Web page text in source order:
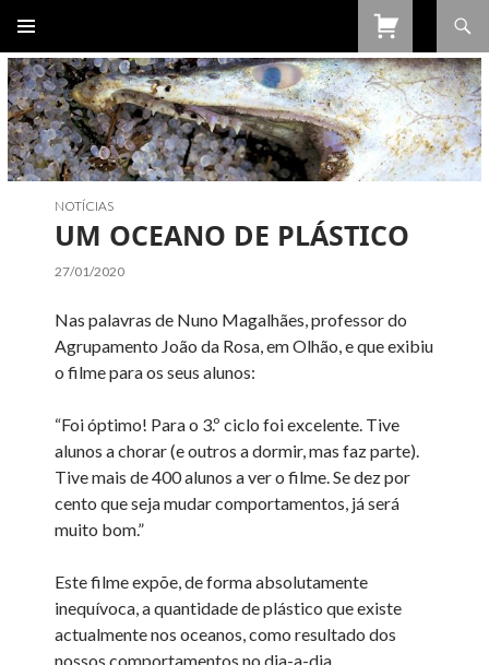
PARA
O
CONTEÚDO
NOTÍCIAS
UM OCEANO DE PLÁSTICO
27/01/2020
Nas palavras de Nuno Magalhães, professor do
Agrupamento João da Rosa, em Olhão, e que exibiu
o filme para os seus alunos:
“Foi óptimo! Para o 3.º ciclo foi excelente. Tive
alunos a chorar (e outros a dormir, mas faz parte).
Tive mais de 400 alunos a ver o filme. Se dez por
cento que seja mudar comportamentos, já será
muito bom.”
Este filme expõe, de forma absolutamente
inequívoca, a quantidade de plástico que existe
actualmente nos oceanos, como resultado dos
nossos comportamentos no dia-a-dia.